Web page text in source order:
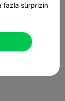
fazla sürprizin